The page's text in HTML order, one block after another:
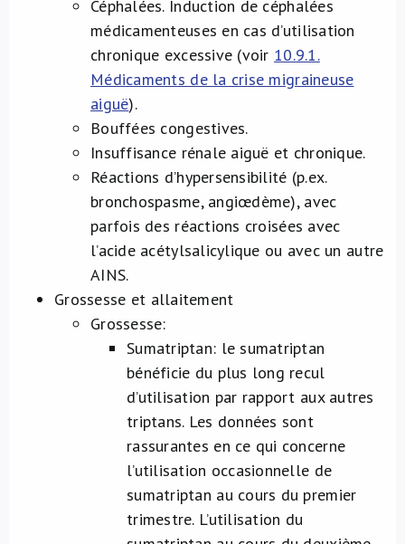
Céphalées. Induction de céphalées
médicamenteuses en cas d’utilisation
chronique excessive (voir 10.9.1.
Médicaments de la crise migraineuse
aiguë).
Bouffées congestives.
Insuffisance rénale aiguë et chronique.
Réactions d’hypersensibilité (p.ex.
bronchospasme, angiœdème), avec
parfois des réactions croisées avec
l’acide acétylsalicylique ou avec un autre
AINS.
Grossesse et allaitement
Grossesse:
Sumatriptan: le sumatriptan
bénéficie du plus long recul
d’utilisation par rapport aux autres
triptans. Les données sont
rassurantes en ce qui concerne
l’utilisation occasionnelle de
sumatriptan au cours du premier
trimestre. L’utilisation du